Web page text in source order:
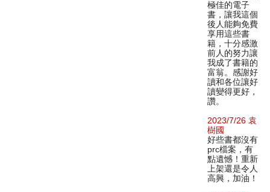
極佳的電子
書，讓我這個
後人能夠免費
享用這些書
籍，十分感激
前人的努力讓
我成了書籍的
富翁。感謝好
讀和各位讓好
讀變得更好，
讚。
2023/7/26 袁
樹國
好些書都沒有
prc檔案，有
點遺憾！重新
上架還是令人
高興，加油！